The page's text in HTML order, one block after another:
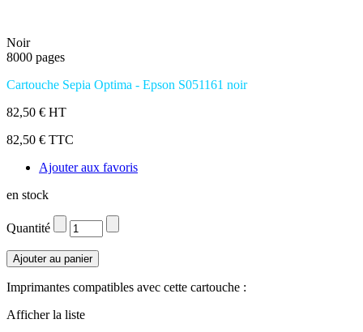
Noir
8000 pages
Cartouche Sepia Optima - Epson S051161 noir
82,50 € HT
82,50 € TTC
Ajouter aux favoris
en stock
Quantité
Imprimantes compatibles avec cette cartouche :
Afficher la liste